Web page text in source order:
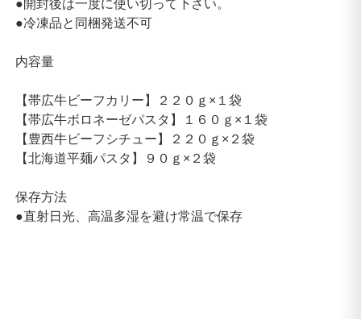
●開封後は一度に使い切って下さい。
●冷凍品と同梱発送不可
内容量
【帯広牛ビーフカリー】２２０ｇ×１袋
【帯広牛ボロネーゼパスタ】１６０ｇ×１袋
【豊西牛ビーフシチュー】２２０ｇ×２袋
【北海道平麺パスタ】９０ｇ×２袋
保存方法
●直射日光、高温多湿を避け常温で保存